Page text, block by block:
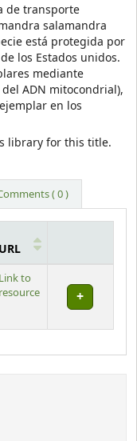
de transporte
salamandra
está protegida por
los Estados unidos.
mediante
ADN mitocondrial),
en los
library for this title.
( 0 )
URL
Link to
resource